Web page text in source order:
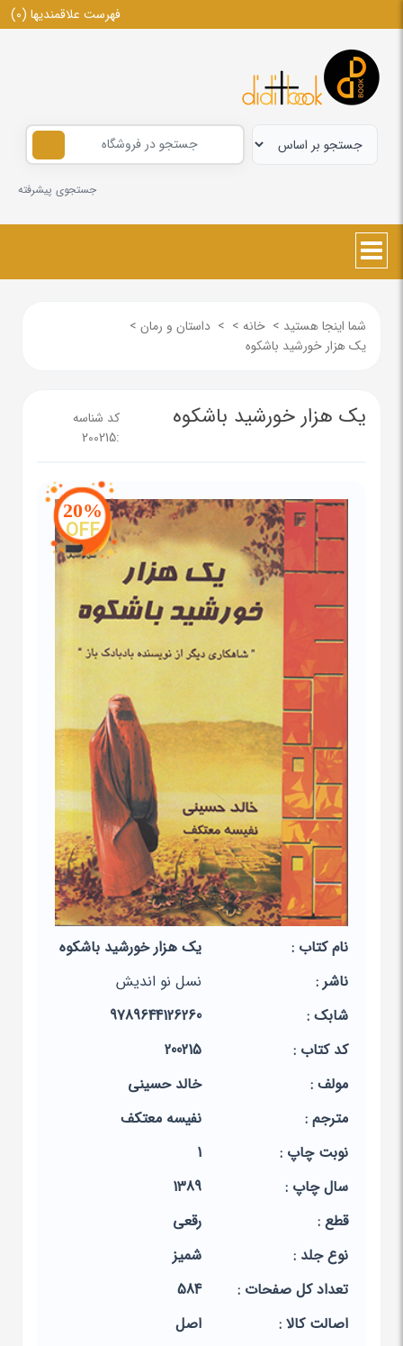
فهرست علاقمندیها (0)
جستجوی پیشرفته
شما اینجا هستید > خانه >
> داستان و رمان >
یک هزار خورشید باشکوه
یک هزار خورشید باشکوه
کد شناسه
:
200215
20%
OFF
نام کتاب :
یک هزار خورشید باشکوه
ناشر :
نسل نو اندیش
شابک :
9789644126260
کد کتاب :
200215
مولف :
خالد حسینی
مترجم :
نفیسه معتکف
نوبت چاپ :
1
سال چاپ :
1389
قطع :
رقعی
نوع جلد :
شمیز
تعداد کل صفحات :
584
اصالت کالا :
اصل